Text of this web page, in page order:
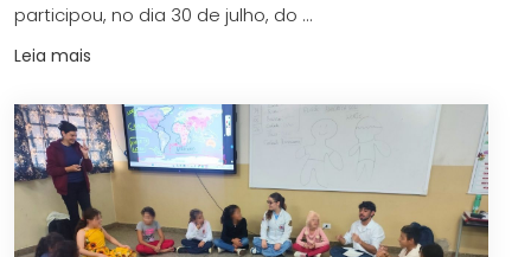
participou, no dia 30 de julho, do ...
Leia mais